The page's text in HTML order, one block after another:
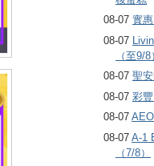
08-07 實
08-07
（至9/8
08-07 聖
08-07 彩
08-07
08-07 A-1
（7/8）